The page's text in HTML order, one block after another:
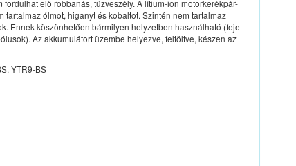
elő robbanás, tűzveszély. A lítium-ion motorkerékpár-
ólmot, higanyt és kobaltot. Szintén nem tartalmaz
Ennek köszönhetően bármilyen helyzetben használható (feje
Az akkumulátort üzembe helyezve, feltöltve, készen az
YTR9-BS